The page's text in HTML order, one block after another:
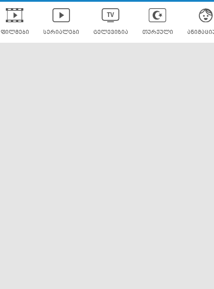
ფილმები სერიალები ტელევიზია თურქული